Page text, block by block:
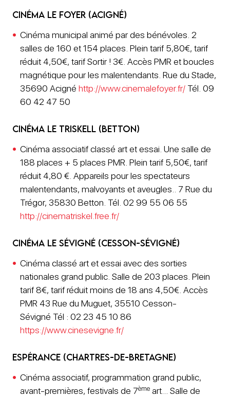
Cinéma Le Foyer (Acigné)
Cinéma municipal animé par des bénévoles. 2
salles de 160 et 154 places. Plein tarif 5,80€, tarif
réduit 4,50€, tarif Sortir ! 3€. Accès PMR et boucles
magnétique pour les malentendants. Rue du Stade,
35690 Acigné http://www.cinemalefoyer.fr/ Tél. 09
60 42 47 50
Cinéma le Triskell (Betton)
Cinéma associatif classé art et essai. Une salle de
188 places + 5 places PMR. Plein tarif 5,50€, tarif
réduit 4,80 €. Appareils pour les spectateurs
malentendants, malvoyants et aveugles.. 7 Rue du
Trégor, 35830 Betton. Tél. 02 99 55 06 55
http://cinematriskel.free.fr/
Cinéma le Sévigné (Cesson-Sévigné)
Cinéma classé art et essai avec des sorties
nationales grand public. Salle de 203 places. Plein
tarif 8€, tarif réduit moins de 18 ans 4,50€. Accès
PMR 43 Rue du Muguet, 35510 Cesson-
Sévigné Tél : 02 23 45 10 86
https://www.cinesevigne.fr/
Espérance (Chartres-de-Bretagne)
Cinéma associatif, programmation grand public,
avant-premières, festivals de 7ème art… Salle de